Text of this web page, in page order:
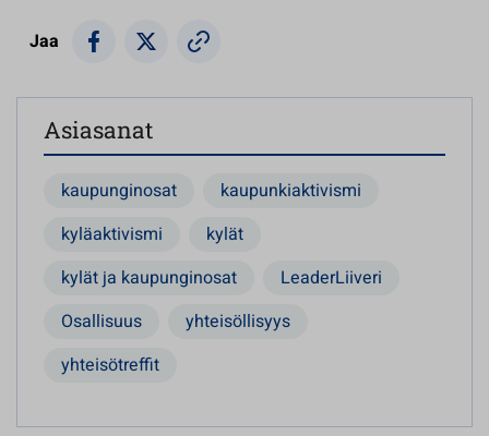
Jaa
Asiasanat
kaupunginosat
kaupunkiaktivismi
kyläaktivismi
kylät
kylät ja kaupunginosat
LeaderLiiveri
Osallisuus
yhteisöllisyys
yhteisötreffit